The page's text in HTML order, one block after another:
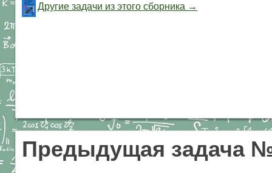
Другие задачи из этого сборника →
Предыдущая задача